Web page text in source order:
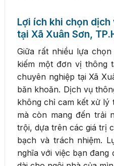
Lợi ích khi chọn
tại Xã Xuân Sơn,
Giữa rất nhiều lựa
kiếm một đơn vị thông
chuyên nghiệp tại Xã
băn khoăn. Dịch vụ
không chỉ cam kết xử lý
mà còn mang đến trải
trội, dựa trên các giá trị
bạch và trách nhiệm.
nghĩa với việc bạn đang